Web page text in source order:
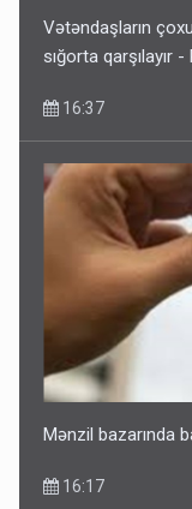
Vətəndaşların
sığorta qarşılayır -
16:37
Mənzil bazarında
16:17